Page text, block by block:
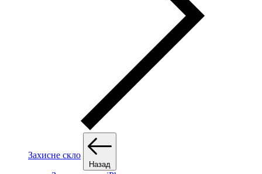
Захисне скло
Назад